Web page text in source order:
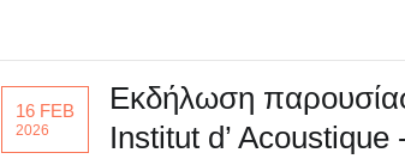
16 FEB
2026
Εκδήλωση
Institut d’